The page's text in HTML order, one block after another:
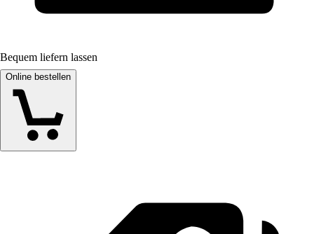
Bequem liefern lassen
Online bestellen